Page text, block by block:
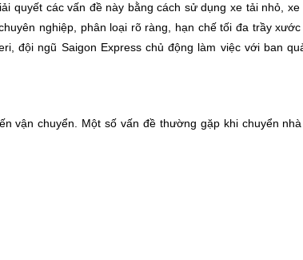
quyết các vấn đề này bằng cách sử dụng xe tải nhỏ,
nghiệp, phân loại rõ ràng, hạn chế tối đa trầy
đội ngũ Saigon Express chủ động làm việc với ban
vận chuyển. Một số vấn đề thường gặp khi chuyển